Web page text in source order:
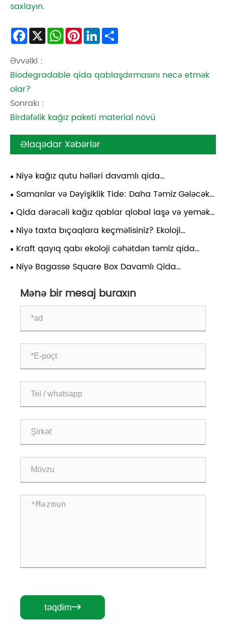
saxlayın.
Facebook
X WhatsApp
PinterestLinkedIn
Əvvəlki :
Biodegradable qida qablaşdırmasını necə etmək
olar?
Sonrakı :
Birdəfəlik kağız paketi material növü
Əlaqədar Xəbərlər
Niyə kağız qutu həlləri davamlı qida
qablaşdırmasının gələcəyidir?
Samanlar və Dəyişiklik Tide: Daha Təmiz Gələcək
üçün Bioparçalana bilən Həllər
Qida dərəcəli kağız qablar qlobal iaşə və yemək
operatorlarına hansı üstünlükləri verə bilər?
Niyə taxta bıçaqlara keçməlisiniz? Ekoloji
cəhətdən təmiz yemək inqilabı
Kraft qayıq qabı ekoloji cəhətdən təmiz qida
qablaşdırma həllərini necə dəyişdirə bilər?
Niyə Bagasse Square Box Davamlı Qida
Mənə bir mesaj buraxın
təqdim